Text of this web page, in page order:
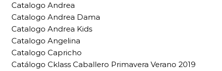
Catalogo Andrea
Catalogo Andrea Dama
Catalogo Andrea Kids
Catalogo Angelina
Catalogo Capricho
Catálogo Cklass Caballero Primavera Verano 2019